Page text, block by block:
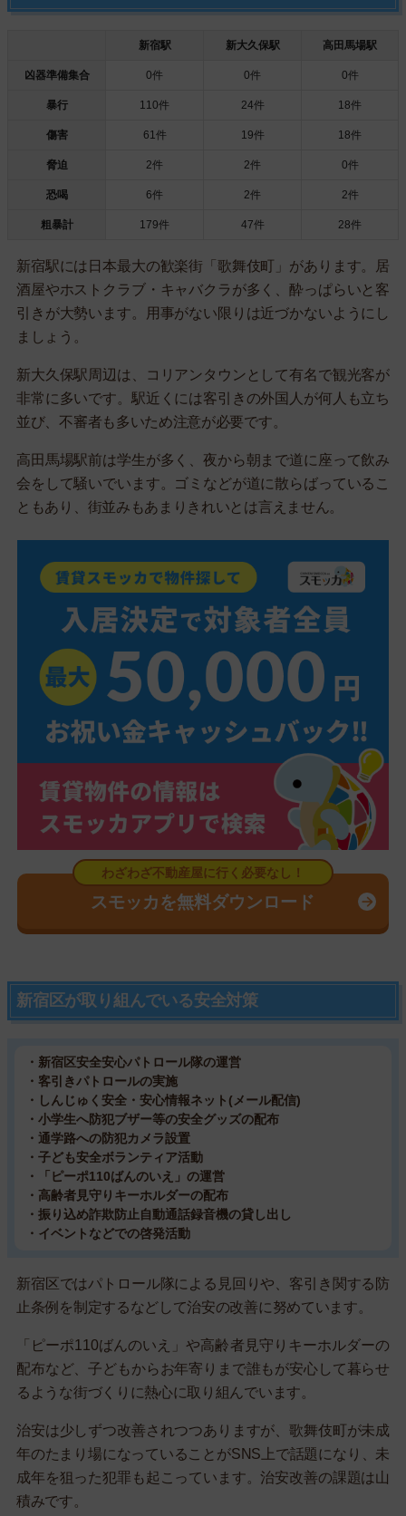
新宿駅 新大久保駅 高田馬場駅
凶器準備集合 0件 0件 0件
暴行 110件 24件 18件
傷害 61件 19件 18件
脅迫 2件 2件 0件
恐喝 6件 2件 2件
粗暴計 179件 47件 28件
新宿駅には日本最大の歓楽街「歌舞伎町」があります。居
酒屋やホストクラブ・キャバクラが多く、酔っぱらいと客
引きが大勢います。用事がない限りは近づかないようにし
ましょう。
新大久保駅周辺は、コリアンタウンとして有名で観光客が
非常に多いです。駅近くには客引きの外国人が何人も立ち
並び、不審者も多いため注意が必要です。
高田馬場駅前は学生が多く、夜から朝まで道に座って飲み
会をして騒いでいます。ゴミなどが道に散らばっているこ
ともあり、街並みもあまりきれいとは言えません。
スモッカを無料ダウンロード
新宿区が取り組んでいる安全対策
・新宿区安全安心パトロール隊の運営
・客引きパトロールの実施
・しんじゅく安全・安心情報ネット(メール配信)
・小学生へ防犯ブザー等の安全グッズの配布
・通学路への防犯カメラ設置
・子ども安全ボランティア活動
・「ピーポ110ばんのいえ」の運営
・高齢者見守りキーホルダーの配布
・振り込め詐欺防止自動通話録音機の貸し出し
・イベントなどでの啓発活動
新宿区ではパトロール隊による見回りや、客引き関する防
止条例を制定するなどして治安の改善に努めています。
「ピーポ110ばんのいえ」や高齢者見守りキーホルダーの
配布など、子どもからお年寄りまで誰もが安心して暮らせ
るような街づくりに熱心に取り組んでいます。
治安は少しずつ改善されつつありますが、歌舞伎町が未成
年のたまり場になっていることがSNS上で話題になり、未
成年を狙った犯罪も起こっています。治安改善の課題は山
積みです。